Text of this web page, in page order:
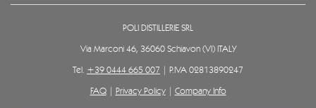
POLI DISTILLERIE SRL
Via Marconi 46, 36060 Schiavon (VI) ITALY
Tel. +39 0444 665 007 | P.IVA 02813890247
FAQ| Privacy Policy| Company Info